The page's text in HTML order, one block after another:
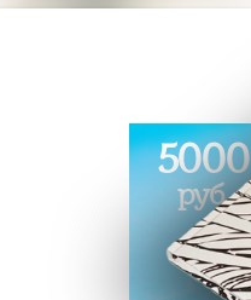
5000
руб.